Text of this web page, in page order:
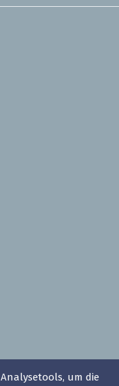
um die